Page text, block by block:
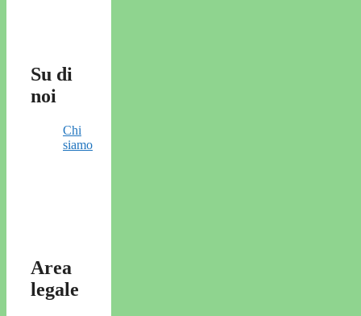
Su di
noi
Chi
siamo
Area
legale